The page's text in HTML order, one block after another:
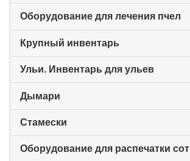
Оборудование для лечения пчел
Крупный инвентарь
Ульи. Инвентарь для ульев
Дымари
Стамески
Оборудование для распечатки сот